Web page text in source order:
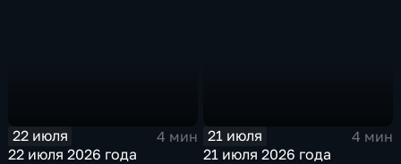
22 июля
4 мин
22 июля 2026 года
21 июля
4 мин
21 июля 2026 года